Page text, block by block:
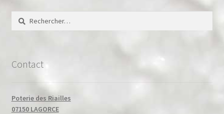
Rechercher :
Contact
Poterie des Riailles
07150 LAGORCE